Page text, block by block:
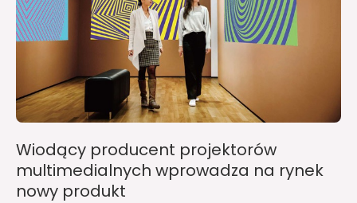
Wiodący producent projektorów
multimedialnych wprowadza na rynek
nowy produkt
na
rynek